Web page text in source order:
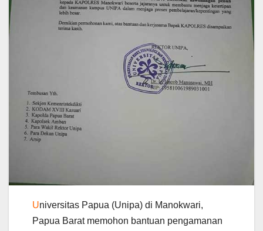
Universitas Papua (Unipa) di Manokwari,
Papua Barat memohon bantuan pengamanan